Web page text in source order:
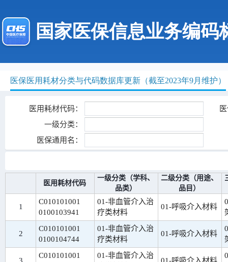
国家医保信息业务编码
医保医用耗材分类与代码数据库更新（截至2023年9月维护）